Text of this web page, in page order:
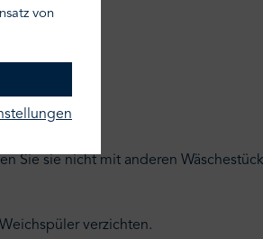
Sie sie nicht mit anderen
verzichten.
von